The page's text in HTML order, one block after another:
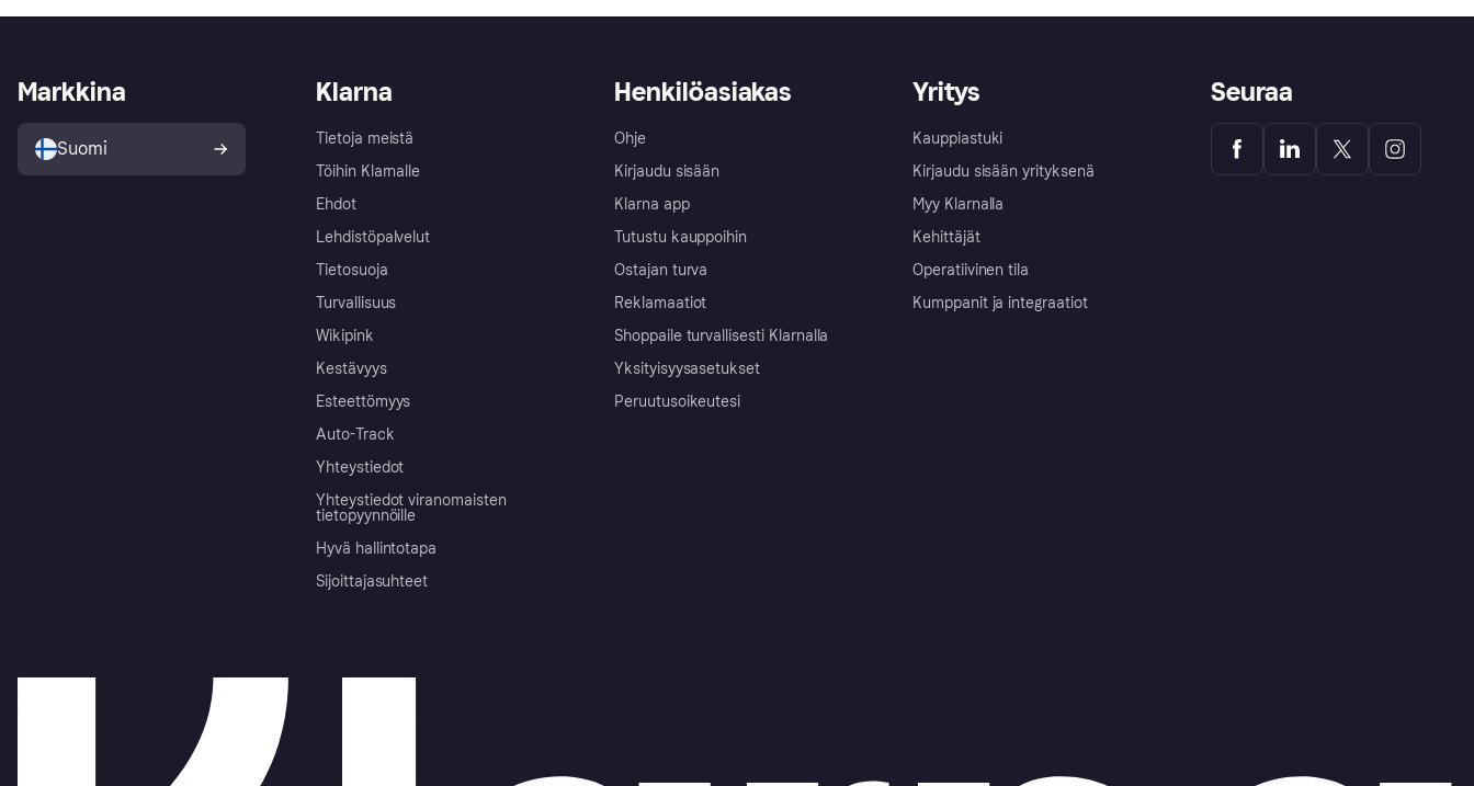
Klarna
Tietoja meistä
Töihin Klarnalle
Ehdot
Lehdistöpalvelut
Tietosuoja
Turvallisuus
Wikipink
Kestävyys
Esteettömyys
Auto-Track
Yhteystiedot
Yhteystiedot viranomaisten
tietopyynnöille
Hyvä hallintotapa
Sijoittajasuhteet
Henkilöasiakas
Ohje
Kirjaudu sisään
Klarna app
Tutustu kauppoihin
Ostajan turva
Reklamaatiot
Shoppaile turvallisesti Klarnalla
Yksityisyysasetukset
Peruutusoikeutesi
Yritys
Kauppiastuki
Kirjaudu sisään yrityksenä
Myy Klarnalla
Kehittäjät
Operatiivinen tila
Kumppanit ja integraatiot
Markkina
Suomi
Seuraa